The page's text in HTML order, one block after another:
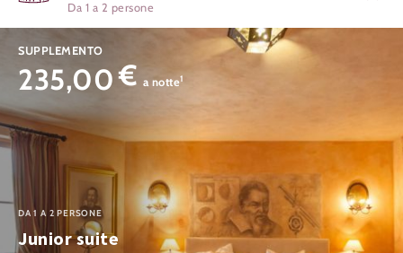
Da 1 a 2 persone
SUPPLEMENTO
235,00€ a notte1
DA 1 A 2 PERSONE
Junior suite